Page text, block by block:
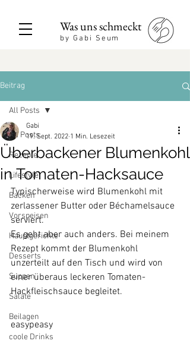
Was uns schmeckt
by Gabi Seum
Beitrag
All Posts
Rezepte
Lifestyle
Backen
Vorspeisen
Hauptgerichte
Desserts
Suppen
Salate
Beilagen
coole Drinks
All Posts
Überbackener Blumenkohl
in Tomaten-Hacksauce
Gabi
19. Sept. 2022 1 Min. Lesezeit
Typischerweise wird Blumenkohl mit
zerlassener Butter oder Béchamelsauce
serviert.
Es geht aber auch anders. Bei meinem
Rezept kommt der Blumenkohl
unzerteilt auf den Tisch und wird von
einer überaus leckeren Tomaten-
Hackfleischsauce begleitet.
easypeasy